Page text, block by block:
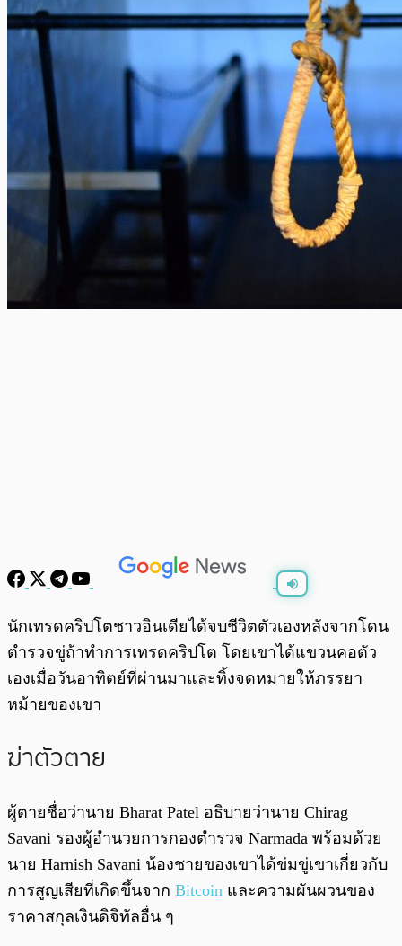
พร้อมเล่น 0:00 0:00
นักเทรดคริปโตชาวอินเดียได้จบชีวิตตัวเองหลังจากโดน
ตำรวจขู่ถ้าทำการเทรดคริปโต โดยเขาได้แขวนคอตัว
เองเมื่อวันอาทิตย์ที่ผ่านมาและทิ้งจดหมายให้ภรรยา
หม้ายของเขา
ฆ่าตัวตาย
ผู้ตายชื่อว่านาย Bharat Patel อธิบายว่านาย Chirag
Savani รองผู้อำนวยการกองตำรวจ Narmada พร้อมด้วย
นาย Harnish Savani น้องชายของเขาได้ข่มขู่เขาเกี่ยวกับ
การสูญเสียที่เกิดขึ้นจาก Bitcoin และความผันผวนของ
ราคาสกุลเงินดิจิทัลอื่น ๆ